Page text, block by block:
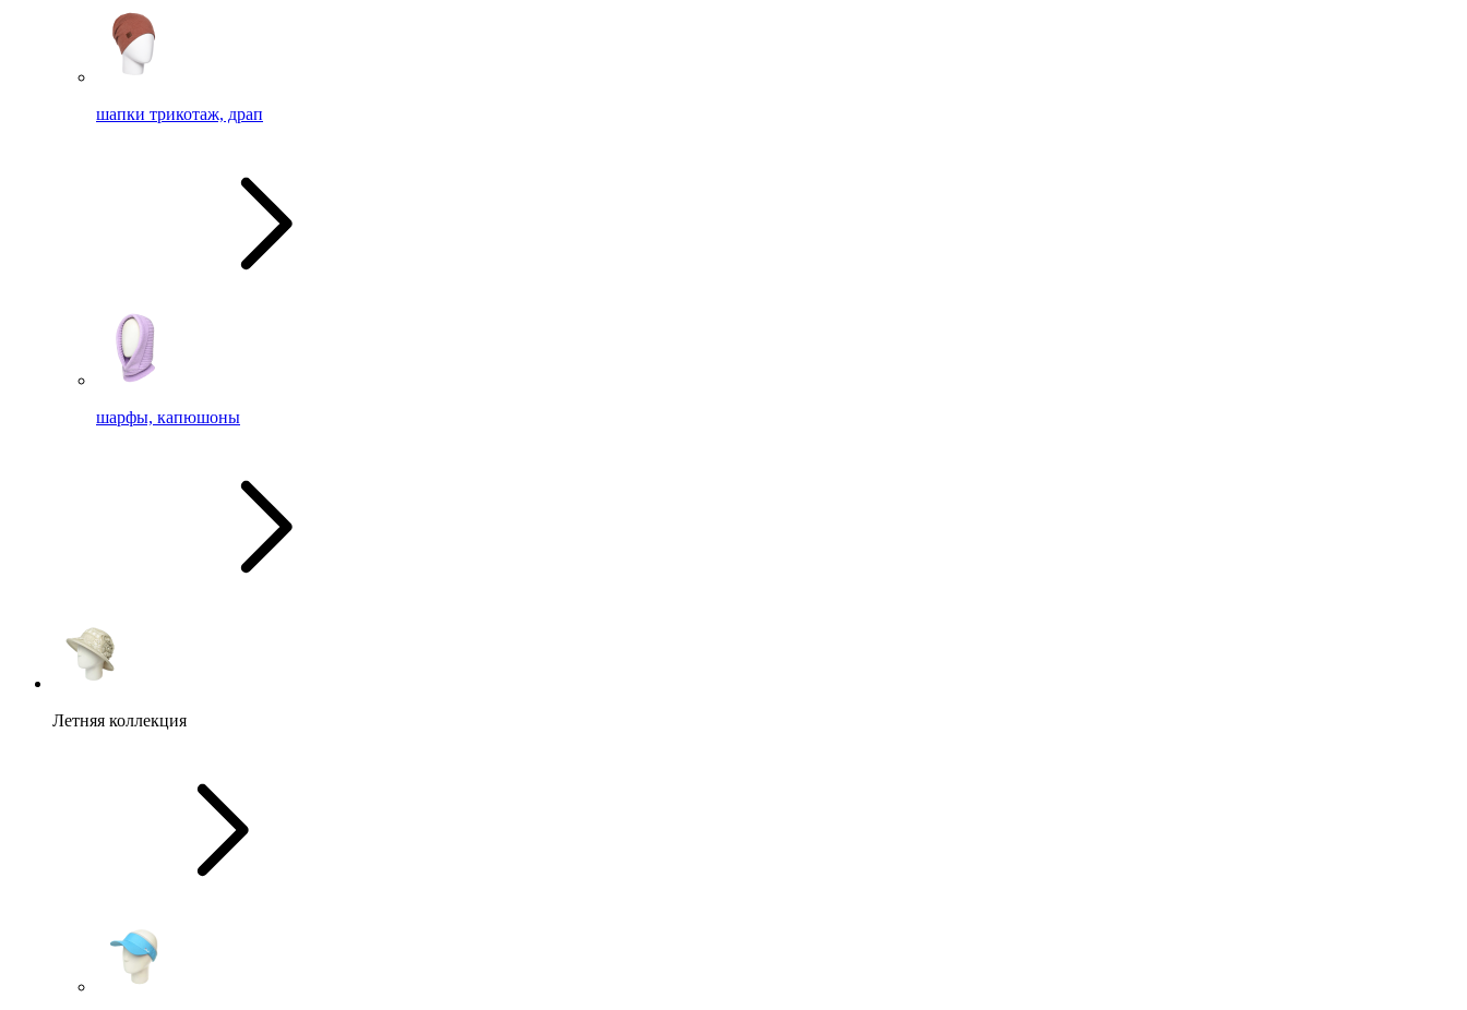
шапки трикотаж, драп
шарфы, капюшоны
Летняя коллекция